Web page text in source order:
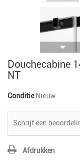
Douchecabine
NT
Conditie Nieuw
Schrijf een
Afdrukken